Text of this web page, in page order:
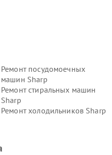
Ремонт посудомоечных
машин Sharp
Ремонт стиральных машин
Sharp
Ремонт холодильников Sharp